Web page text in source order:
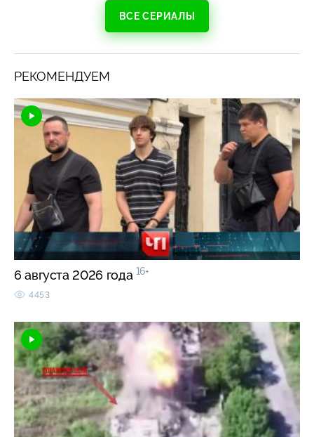
ВСЕ СЕРИАЛЫ
РЕКОМЕНДУЕМ
6 августа 2026 года 16+
4453